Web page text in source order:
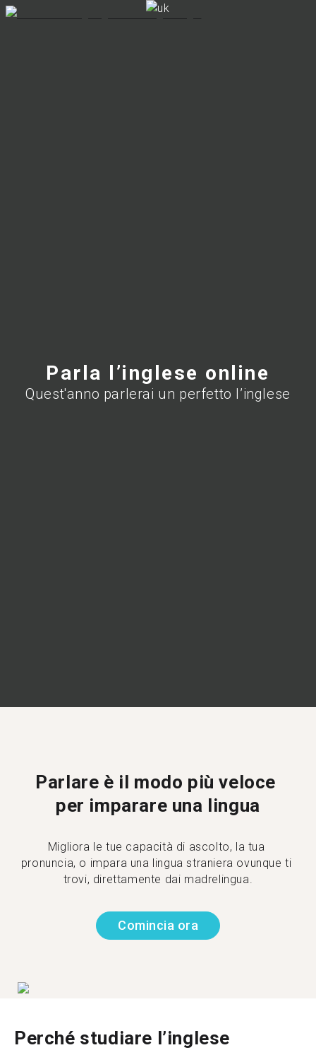
Parla l’inglese online
Quest'anno parlerai un perfetto l’inglese
Parlare è il modo più veloce
per imparare una lingua
Migliora le tue capacità di ascolto, la tua
pronuncia, o impara una lingua straniera ovunque ti
trovi, direttamente dai madrelingua.
Comincia ora
Perché studiare l’inglese